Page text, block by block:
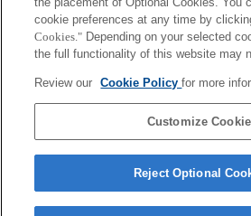
[Assistência MF] não funciona
quando roda o anel de
imagem, seleccionando a
[Lupa de focagem] ou a função
[Assistência MF] para qualquer
Key Settings" [Definições de
cookie preferences at any time by
Cookies." Depending on your selected
the full functionality of this website may
Review our Cookie Policyfor more
Customize
Reject Optional